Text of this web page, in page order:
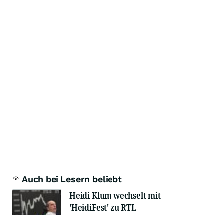
Auch bei Lesern beliebt
Heidi Klum wechselt mit
'HeidiFest' zu RTL